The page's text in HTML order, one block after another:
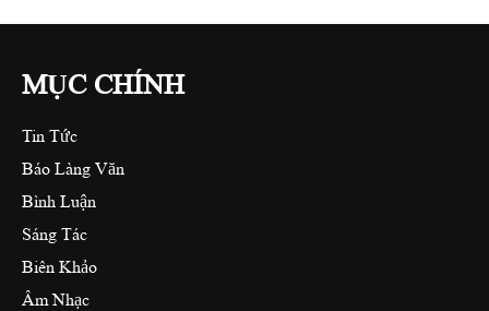
MỤC CHÍNH
Tin Tức
Báo Làng Văn
Bình Luận
Sáng Tác
Biên Khảo
Âm Nhạc